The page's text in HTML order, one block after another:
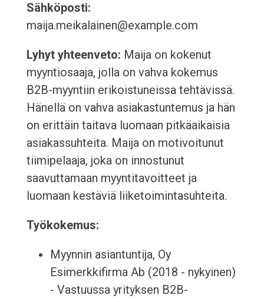
Sähköposti:
maija.meikalainen@example.com
Lyhyt yhteenveto: Maija on kokenut
myyntiosaaja, jolla on vahva kokemus
B2B-myyntiin erikoistuneissa tehtävissä.
Hänellä on vahva asiakastuntemus ja hän
on erittäin taitava luomaan pitkäaikaisia
asiakassuhteita. Maija on motivoitunut
tiimipelaaja, joka on innostunut
saavuttamaan myyntitavoitteet ja
luomaan kestäviä liiketoimintasuhteita.
Työkokemus:
Myynnin asiantuntija, Oy
Esimerkkifirma Ab (2018 - nykyinen)
- Vastuussa yrityksen B2B-